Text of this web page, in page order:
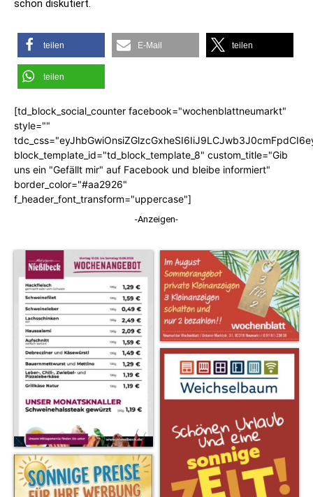
schon diskutiert.
teilen E-Mail teilen
teilen
[td_block_social_counter facebook="wochenblattneumarkt"
style=""
block_template_id="td_block_template_8" custom_title="Gib
uns ein "Gefällt mir" auf Facebook und bleibe informiert"
border_color="#aa2926"
f_header_font_transform="uppercase"]
-Anzeigen-